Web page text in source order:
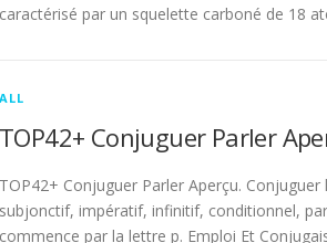
caractérisé par un squelette carboné de 18
ALL
TOP42+ Conjuguer Parler
TOP42+ Conjuguer Parler Aperçu.
subjonctif, impératif, infinitif, conditionnel,
commence par la lettre p. Emploi Et